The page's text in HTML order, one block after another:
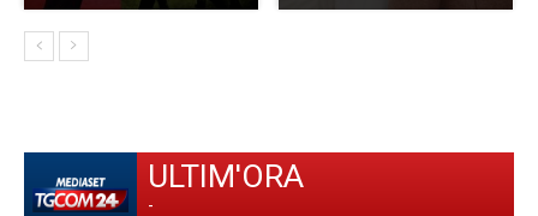
ULTIM'ORA
-